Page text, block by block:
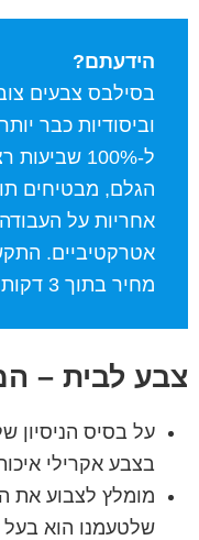
הידעתם?
בסילבס צבעים
ל-100%
הגלם, מבטיחים
אחריות על
אטרקטיביים.
מחיר בתוך 3 דקות.
צבע לבית –
על בסיס הניסיון
בצבע אקרילי
מומלץ לצבוע את
שלטעמנו הוא בעל